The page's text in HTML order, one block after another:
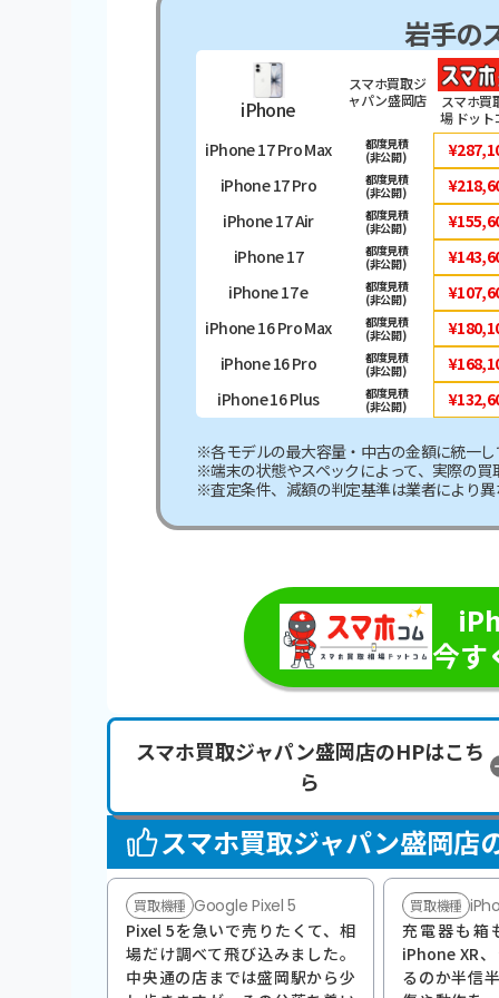
岩手の
iPhone
iPhone 17 Pro Max
iPhone 17 Pro
iPhone 17 Air
iPhone 17
iPhone 17 e
iPhone 16 Pro Max
iPhone 16 Pro
iPhone 16 Plus
スマホ買取ジ
ャパン盛岡店
都度見積
(非公開)
都度見積
(非公開)
都度見積
(非公開)
都度見積
(非公開)
都度見積
(非公開)
都度見積
(非公開)
都度見積
(非公開)
都度見積
(非公開)
スマホ買
場 ドット
※各モデルの最大容量・中古の金額に統一し
※端末の状態やスペックによって、実際の
※査定条件、減額の判定基準は業者により異
今す
スマホ買取ジャパン盛岡店のHPはこち
ら
スマホ買取ジャパン盛岡
買取機種 Google Pixel 5
Pixel 5を急いで売りたくて、相
場だけ調べて飛び込みました。
中央通の店までは盛岡駅から少
買取機種
充電器も箱
iPhone XR
るのか半信